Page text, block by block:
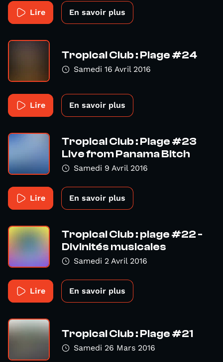
Lire En savoir plus
Tropical Club : Plage #24
Samedi 16 Avril 2016
Lire En savoir plus
Tropical Club : Plage #23
Live from Panama Bitch
Samedi 9 Avril 2016
Lire En savoir plus
Tropical Club : plage #22 -
Divinités musicales
Samedi 2 Avril 2016
Lire En savoir plus
Tropical Club : Plage #21
Samedi 26 Mars 2016